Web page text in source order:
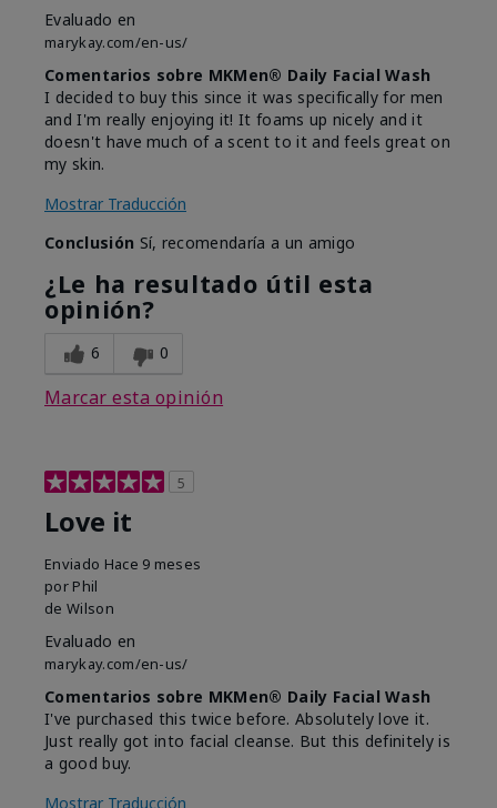
Evaluado en
marykay.com/en-us/
Comentarios sobre MKMen® Daily Facial Wash
I decided to buy this since it was specifically for men
and I'm really enjoying it! It foams up nicely and it
doesn't have much of a scent to it and feels great on
my skin.
Mostrar Traducción
Conclusión Sí, recomendaría a un amigo
¿Le ha resultado útil esta
opinión?
6 0
Marcar esta opinión
5
Love it
Enviado Hace 9 meses
por Phil
de Wilson
Evaluado en
marykay.com/en-us/
Comentarios sobre MKMen® Daily Facial Wash
I've purchased this twice before. Absolutely love it.
Just really got into facial cleanse. But this definitely is
a good buy.
Mostrar Traducción